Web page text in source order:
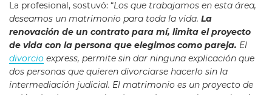
La profesional, sostuvó: “Los que trabajamos en esta área,
deseamos un matrimonio para toda la vida. La
renovación de un contrato para mí, limita el proyecto
de vida con la persona que elegimos como pareja. El
divorcio express, permite sin dar ninguna explicación que
dos personas que quieren divorciarse hacerlo sin la
intermediación judicial. El matrimonio es un proyecto de